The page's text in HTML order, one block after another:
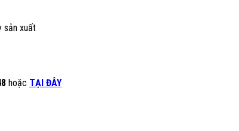
sản xuất
hoặc TẠI ĐÂY